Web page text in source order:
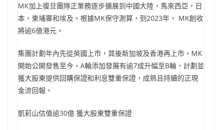
MK加上復旦團隊正業務逐步擴展到中國大陸，馬來西亞，日
本，柬埔寨和埃及。根據MK保守測算，到2023年， MK創收
將逾6億港元。
集團計劃年內先從英國上市，其後新加坡及香港再上市，MK
開始公開發售至今，A輪添加發展有逾7成升幅至B輪，計劃並
獲大股東提供回購保證和利息雙重保證，成熟且持續的正現
金流回報。
凱莉山估值逾30億 獲大股東雙重保證